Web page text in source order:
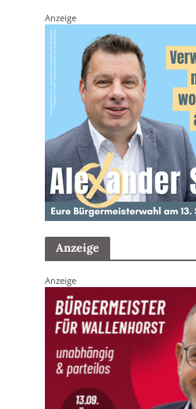
Anzeige
Anzeige
Anzeige